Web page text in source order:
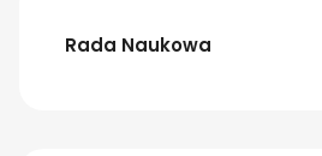
Rada Naukowa